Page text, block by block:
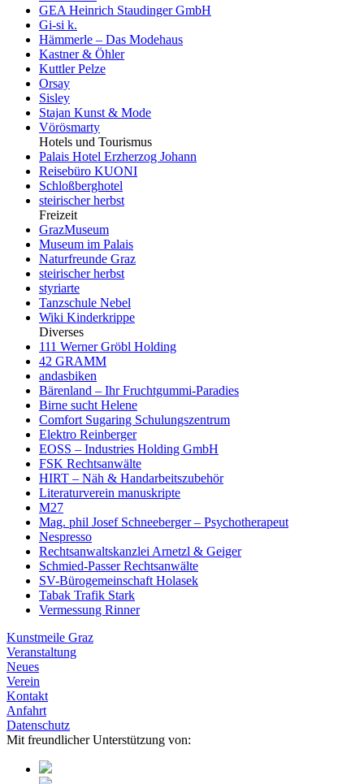
GEA Heinrich Staudinger GmbH
Gi-si k.
Hämmerle – Das Modehaus
Kastner & Öhler
Kuttler Pelze
Orsay
Sisley
Stajan Kunst & Mode
Vörösmarty
Hotels und Tourismus
Palais Hotel Erzherzog Johann
Reisebüro KUONI
Schloßberghotel
steirischer herbst
Freizeit
GrazMuseum
Museum im Palais
Naturfreunde Graz
steirischer herbst
styriarte
Tanzschule Nebel
Wiki Kinderkrippe
Diverses
111 Werner Gröbl Holding
42 GRAMM
andasbiken
Bärenland – Ihr Fruchtgummi-Paradies
Birne sucht Helene
Comfort Sugaring Schulungszentrum
Elektro Reinberger
EOSS – Industries Holding GmbH
FSK Rechtsanwälte
HIRT – Näh & Handarbeitszubehör
Literaturverein manuskripte
M27
Mag. phil Josef Schneeberger – Psychotherapeut
Nespresso
Rechtsanwaltskanzlei Arnetzl & Geiger
Schmied-Passer Rechtsanwälte
SV-Bürogemeinschaft Holasek
Tabak Trafik Stark
Vermessung Rinner
Kunstmeile Graz
Veranstaltung
Neues
Verein
Kontakt
Anfahrt
Datenschutz
Mit freundlicher Unterstützung von: